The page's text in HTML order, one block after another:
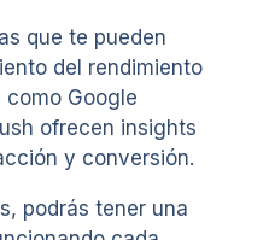
que te pueden
del rendimiento
como Google
ofrecen insights
y conversión.
podrás tener una